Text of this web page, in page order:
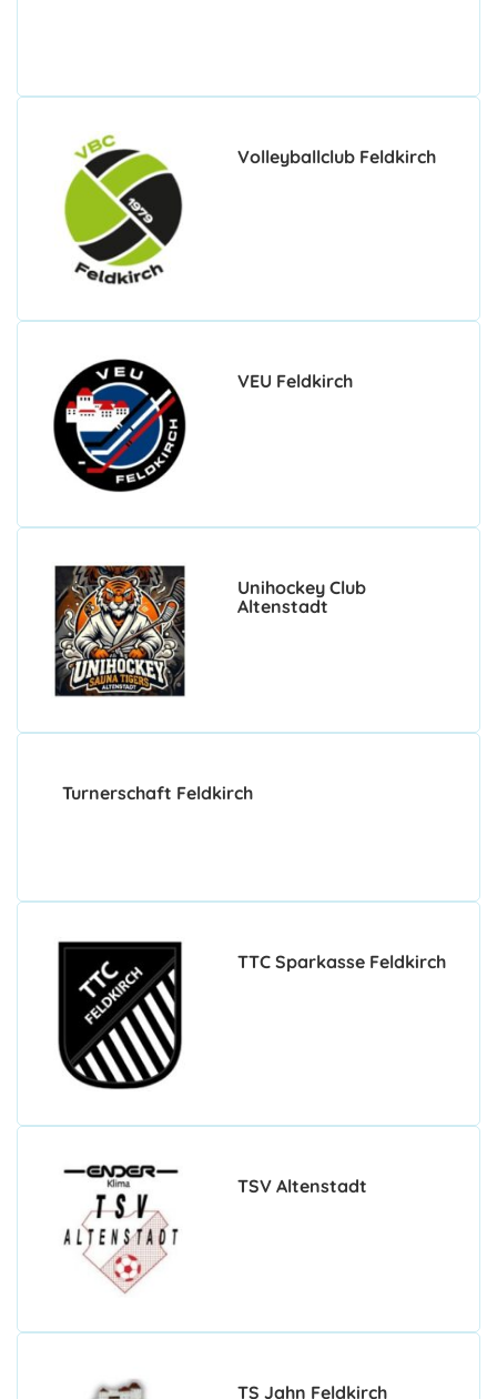
Volleyballclub Feldkirch
VEU Feldkirch
Unihockey Club
Altenstadt
Turnerschaft Feldkirch
TTC Sparkasse Feldkirch
TSV Altenstadt
TS Jahn Feldkirch